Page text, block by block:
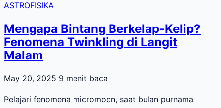
ASTROFISIKA
Mengapa Bintang Berkelap-Kelip?
Fenomena Twinkling di Langit
Malam
May 20, 2025 9 menit baca
Pelajari fenomena micromoon, saat bulan purnama